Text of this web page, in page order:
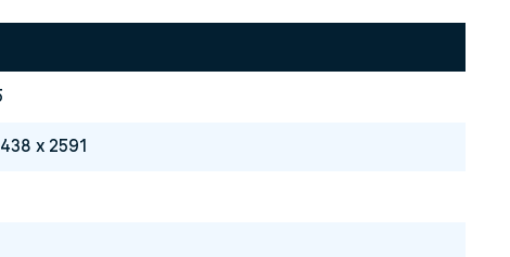
x 2591